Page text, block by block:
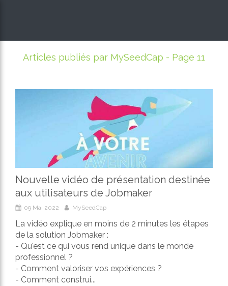
Articles publiés par MySeedCap - Page 11
Nouvelle vidéo de présentation destinée
aux utilisateurs de Jobmaker
09 Mai 2022 MySeedCap
La vidéo explique en moins de 2 minutes les étapes
de la solution Jobmaker :
- Qu'est ce qui vous rend unique dans le monde
professionnel ?
- Comment valoriser vos expériences ?
- Comment construi...